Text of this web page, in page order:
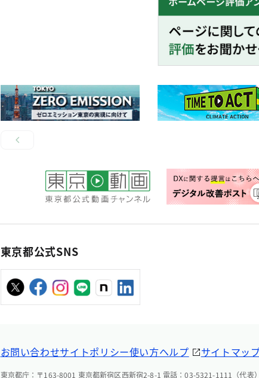
東京都公式SNS
お問い合わせサイトポリシー使い方ヘルプ サイトマッ
東京都庁：〒163-8001 東京都新宿区西新宿2-8-1 電話：03-5321-1111（代表）